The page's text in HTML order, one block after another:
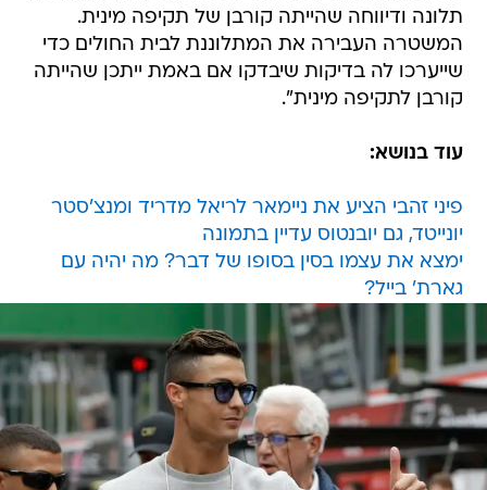
תלונה ודיווחה שהייתה קורבן של תקיפה מינית.
המשטרה העבירה את המתלוננת לבית החולים כדי
שייערכו לה בדיקות שיבדקו אם באמת ייתכן שהייתה
קורבן לתקיפה מינית".
עוד בנושא:
פיני זהבי הציע את ניימאר לריאל מדריד ומנצ'סטר
יונייטד, גם יובנטוס עדיין בתמונה
ימצא את עצמו בסין בסופו של דבר? מה יהיה עם
גארת' בייל?